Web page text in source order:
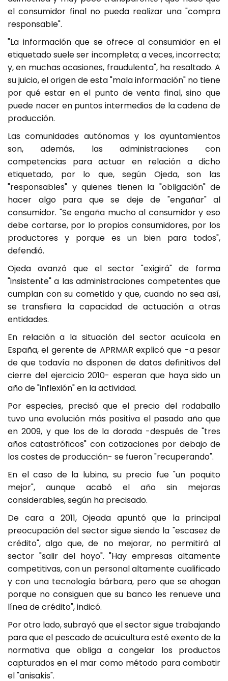
el consumidor final no pueda realizar una "compra
responsable".
"La información que se ofrece al consumidor en el
etiquetado suele ser incompleta; a veces, incorrecta;
y, en muchas ocasiones, fraudulenta", ha resaltado. A
su juicio, el origen de esta "mala información" no tiene
por qué estar en el punto de venta final, sino que
puede nacer en puntos intermedios de la cadena de
producción.
Las comunidades autónomas y los ayuntamientos
son, además, las administraciones con
competencias para actuar en relación a dicho
etiquetado, por lo que, según Ojeda, son las
"responsables" y quienes tienen la "obligación" de
hacer algo para que se deje de "engañar" al
consumidor. "Se engaña mucho al consumidor y eso
debe cortarse, por lo propios consumidores, por los
productores y porque es un bien para todos",
defendió.
Ojeda avanzó que el sector "exigirá" de forma
"insistente" a las administraciones competentes que
cumplan con su cometido y que, cuando no sea así,
se transfiera la capacidad de actuación a otras
entidades.
En relación a la situación del sector acuícola en
España, el gerente de APRMAR explicó que -a pesar
de que todavía no disponen de datos definitivos del
cierre del ejercicio 2010- esperan que haya sido un
año de "inflexión" en la actividad.
Por especies, precisó que el precio del rodaballo
tuvo una evolución más positiva el pasado año que
en 2009, y que los de la dorada -después de "tres
años catastróficos" con cotizaciones por debajo de
los costes de producción- se fueron "recuperando".
En el caso de la lubina, su precio fue "un poquito
mejor", aunque acabó el año sin mejoras
considerables, según ha precisado.
De cara a 2011, Ojeada apuntó que la principal
preocupación del sector sigue siendo la "escasez de
crédito", algo que, de no mejorar, no permitirá al
sector "salir del hoyo". "Hay empresas altamente
competitivas, con un personal altamente cualificado
y con una tecnología bárbara, pero que se ahogan
porque no consiguen que su banco les renueve una
línea de crédito", indicó.
Por otro lado, subrayó que el sector sigue trabajando
para que el pescado de acuicultura esté exento de la
normativa que obliga a congelar los productos
capturados en el mar como método para combatir
el "anisakis".